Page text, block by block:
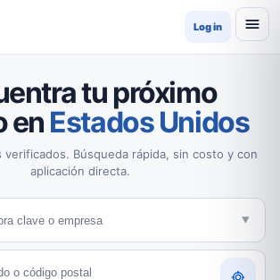
Log in
tu próximo
en Estados Unidos
verificados. Búsqueda rápida, sin costo y con
aplicación directa.